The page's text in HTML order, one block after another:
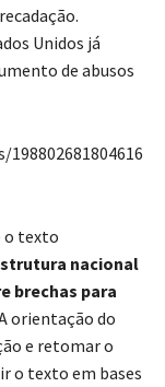
Unidos já
de abusos
o texto
nacional
brechas para
orientação do
e retomar o
o texto em bases